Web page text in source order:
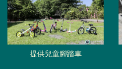
提供兒童腳踏車